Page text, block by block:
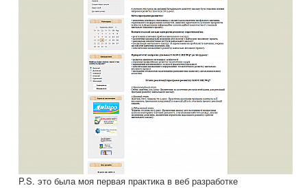
P.S. это была моя первая практика в веб разработке